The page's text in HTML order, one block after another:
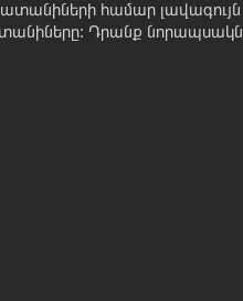
համար
Դրանք